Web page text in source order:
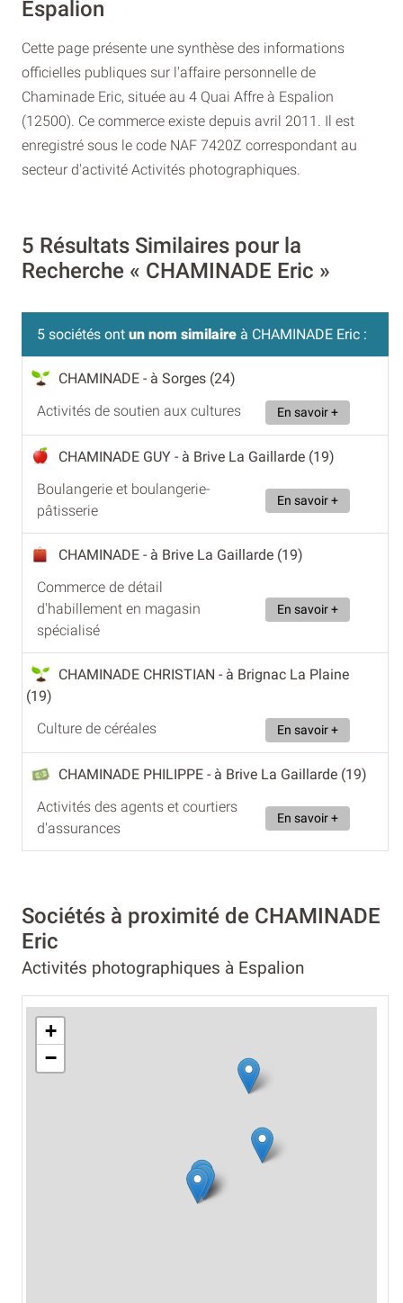
Espalion
Cette page présente une synthèse des informations
officielles publiques sur l'affaire personnelle de
Chaminade Eric, située au 4 Quai Affre à Espalion
(12500). Ce commerce existe depuis avril 2011. Il est
enregistré sous le code NAF 7420Z correspondant au
secteur d'activité Activités photographiques.
5 Résultats Similaires pour la
Recherche « CHAMINADE Eric »
5 sociétés ont un nom similaire à CHAMINADE Eric :
CHAMINADE - à Sorges (24)
Activités de soutien aux cultures
En savoir +
CHAMINADE GUY - à Brive La Gaillarde (19)
Boulangerie et boulangerie-
pâtisserie
En savoir +
CHAMINADE - à Brive La Gaillarde (19)
Commerce de détail
d'habillement en magasin
spécialisé
En savoir +
CHAMINADE CHRISTIAN - à Brignac La Plaine
(19)
Culture de céréales
En savoir +
CHAMINADE PHILIPPE - à Brive La Gaillarde (19)
Activités des agents et courtiers
d'assurances
En savoir +
Sociétés à proximité de CHAMINADE
Eric
Activités photographiques à Espalion
+
−